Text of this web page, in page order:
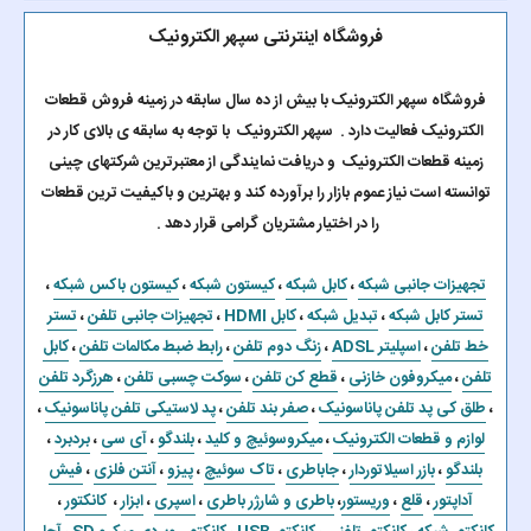
فروشگاه اینترنتی سپهر الکترونیک
فروشگاه سپهر الکترونیک با بیش از ده سال سابقه در زمینه فروش قطعات
الکترونیک فعالیت دارد . سپهر الکترونیک با توجه به سابقه ی بالای کار در
زمینه قطعات الکترونیک و دریافت نمایندگی از معتبرترین شرکتهای چینی
توانسته است نیاز عموم بازار را برآورده کند و بهترین و باکیفیت ترین قطعات
را در اختیار مشتریان گرامی قرار دهد .
تجهیزات جانبی شبکه،کابل شبکه،کیستون شبکه،کیستون باکس شبکه،
تستر کابل شبکه،تبدیل شبکه،کابل HDMI ،تجهیزات جانبی تلفن،تستر
خط تلفن،اسپلیتر ADSL ،زنگ دوم تلفن،رابط ضبط مکالمات تلفن،کابل
تلفن،میکروفون خازنی،قطع کن تلفن،سوکت چسبی تلفن،هرزگرد تلفن
،طلق کی پد تلفن پاناسونیک،صفر بند تلفن،پد لاستیکی تلفن پاناسونیک،
لوازم و قطعات الکترونیک،میکروسوئیچ و کلید،بلندگو،آی سی،بردبرد،
بلندگو،بازر اسیلاتوردار،جاباطری،تاک سوئیچ،پیزو،آنتن فلزی،فیش
آداپتور،قلع،وریستور،باطری و شارژر باطری،اسپری،ابزار،کانکتور،